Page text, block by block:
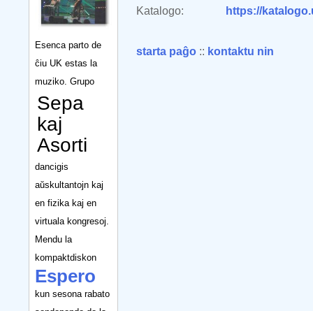
Esenca parto de
ĉiu UK estas la
muziko. Grupo
Sepa
kaj
Asorti
dancigis
aŭskultantojn kaj
en fizika kaj en
virtuala kongresoj.
Mendu la
kompaktdiskon
Espero
kun sesona rabato
Katalogo:
https://
starta paĝo :: kontaktu nin